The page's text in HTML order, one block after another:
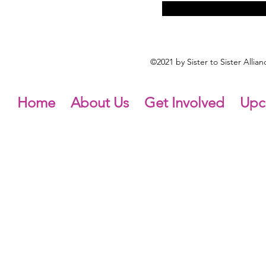
©2021 by Sister to Sister
Home About Us Get Involved